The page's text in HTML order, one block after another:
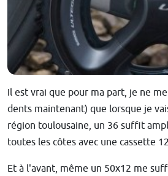
Il est vrai que pour ma part, je ne
dents maintenant) que lorsque je
région toulousaine, un 36 suffit
toutes les côtes avec une cassette
Et à l'avant, même un 50x12 me